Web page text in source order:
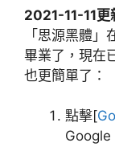
2021-11-11更
「思源黑體
畢業了，現在
也更簡單了：
點擊[
Google